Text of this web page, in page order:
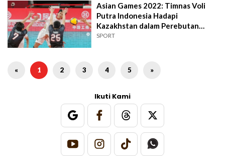
Asian Games 2022: Timnas Voli
Putra Indonesia Hadapi
Kazakhstan dalam Perebutan
Peringkat 7-10
SPORT
« 1 2 3 4 5 »
Ikuti Kami